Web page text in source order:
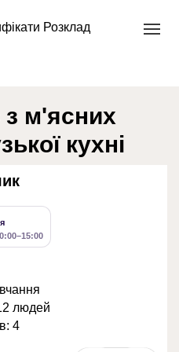
Розклад
/Кулінарні майстер
з м'ясних
кухні
людей
4